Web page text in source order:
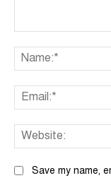
Save my name,